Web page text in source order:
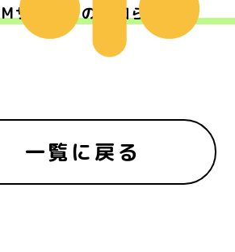
Mサポからのお知らせ
一覧に戻る